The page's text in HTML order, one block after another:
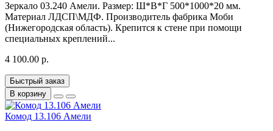
Зеркало 03.240 Амели. Размер: Ш*В*Г 500*1000*20 мм.
Материал ЛДСП\МДФ. Производитель фабрика Моби
(Нижегородская область). Крепится к стене при помощи
специальных креплений...
4 100.00 р.
Быстрый заказ
В корзину
Комод 13.106 Амели